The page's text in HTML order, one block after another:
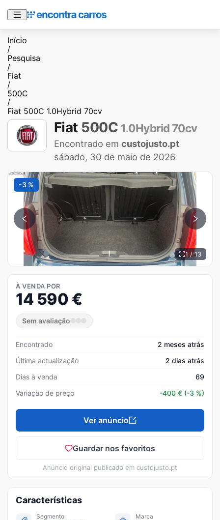
Início
/
Pesquisa
/
Fiat
/
500C
/
Fiat 500C 1.0Hybrid 70cv
Fiat 500C 1.0Hybrid 70cv
Encontrado em custojusto.pt
sábado, 30 de maio de 2026
-3 %
1 / 13
À VENDA POR
14 590 €
Sem avaliação
Encontrado
2 meses atrás
Última actualização
2 dias atrás
Dias à venda
69
Variação de preço
-400 € (-3 %)
Ver anúncio
Guardar nos favoritos
Anúncio original publicado em custojusto.pt
Características
Segmento Marca